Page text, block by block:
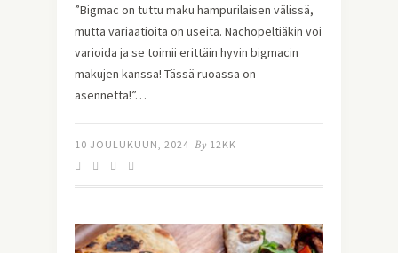
”Bigmac on tuttu maku hampurilaisen välissä,
mutta variaatioita on useita. Nachopeltiäkin voi
varioida ja se toimii erittäin hyvin bigmacin
makujen kanssa! Tässä ruoassa on
asennetta!”…
10 JOULUKUUN, 2024 By 12KK